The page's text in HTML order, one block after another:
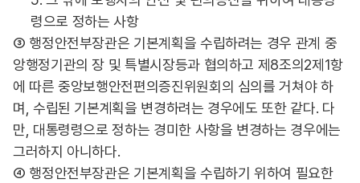
령으로 정하는 사항
③ 행정안전부장관은 기본계획을 수립하려는 경우 관계 중
앙행정기관의 장 및 특별시장등과 협의하고 제8조의2제1항
에 따른 중앙보행안전편의증진위원회의 심의를 거쳐야 하
며, 수립된 기본계획을 변경하려는 경우에도 또한 같다. 다
만, 대통령령으로 정하는 경미한 사항을 변경하는 경우에는
그러하지 아니하다.
④ 행정안전부장관은 기본계획을 수립하기 위하여 필요한